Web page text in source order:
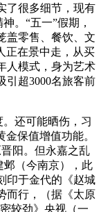
了很多细节，现有
。“五一”假期，
盖零售、餐饮、文
正在景中走，从买
人模式，身为艺术
引超3000名旅客前
还可能晒伤，习
保值增值功能。
阳。但永嘉之乱
邺（今南京），此
印于金代的《赵城
而行，（据《太原
较劲》央视（一